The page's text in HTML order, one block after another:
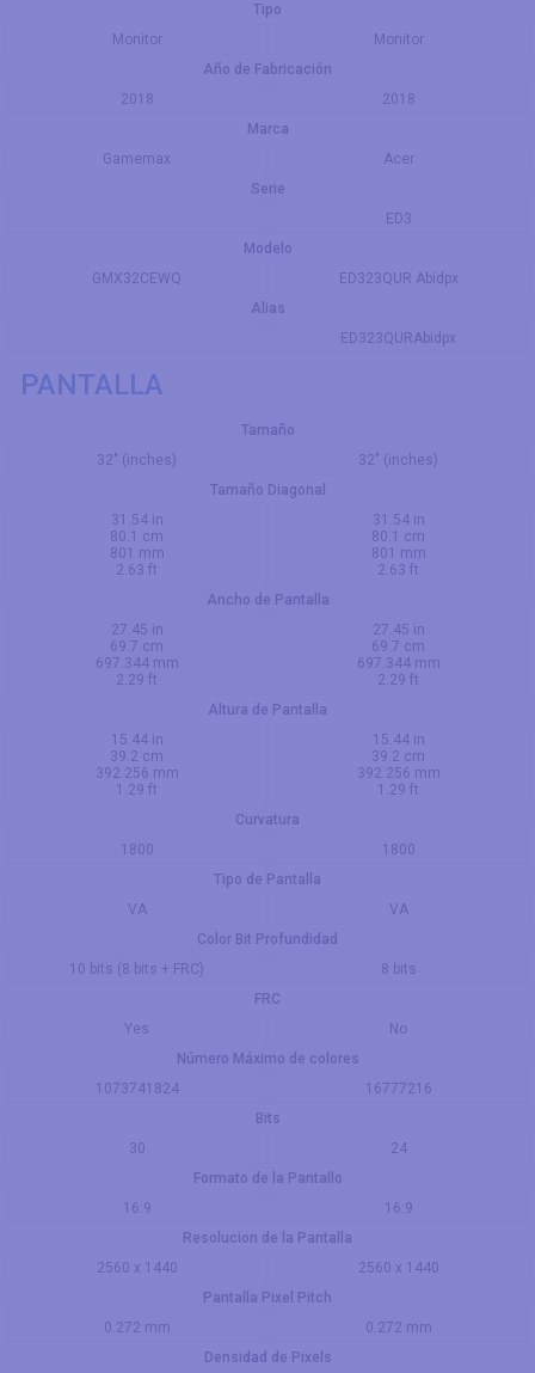
Tipo
Monitor
Monitor
Año de Fabricación
2018
2018
Marca
Gamemax
Acer
Serie
ED3
Modelo
GMX32CEWQ
ED323QUR Abidpx
Alias
ED323QURAbidpx
PANTALLA
Tamaño
32" (inches)
32" (inches)
Tamaño Diagonal
31.54 in
80.1 cm
801 mm
2.63 ft
31.54 in
80.1 cm
801 mm
2.63 ft
Ancho de Pantalla
27.45 in
69.7 cm
697.344 mm
2.29 ft
27.45 in
69.7 cm
697.344 mm
2.29 ft
Altura de Pantalla
15.44 in
39.2 cm
392.256 mm
1.29 ft
15.44 in
39.2 cm
392.256 mm
1.29 ft
Curvatura
1800
1800
Tipo de Pantalla
VA
VA
Color Bit Profundidad
10 bits (8 bits + FRC)
8 bits
FRC
Yes
No
Número Máximo de colores
1073741824
16777216
Bits
30
24
Formato de la Pantallo
16:9
16:9
Resolucion de la Pantalla
2560 x 1440
2560 x 1440
Pantalla Pixel Pitch
0.272 mm
0.272 mm
Densidad de Pixels